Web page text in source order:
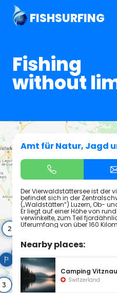
FISHSURFING
Fishing
without
Amt für Natur, Jagd
Der Vierwaldstättersee ist der
befindet sich in der
(„Waldstätten“) Luzern, Ob-
Er liegt auf einer Höhe von
verwinkelte, zum Teil
Uferumfang von über 160
Nearby places:
Camping Vitznau
Switzerland